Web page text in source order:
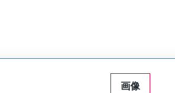
画像